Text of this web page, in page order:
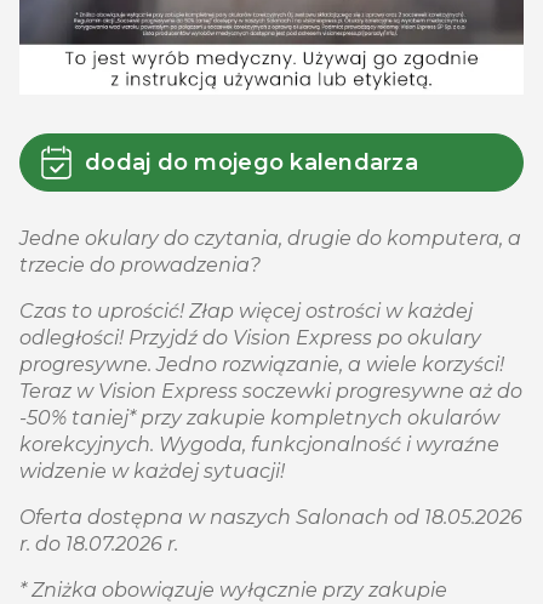
dodaj do mojego kalendarza
Jedne okulary do czytania, drugie do komputera, a
trzecie do prowadzenia?
Czas to uprościć! Złap więcej ostrości w każdej
odległości! Przyjdź do Vision Express po okulary
progresywne. Jedno rozwiązanie, a wiele korzyści!
Teraz w Vision Express soczewki progresywne aż do
-50% taniej* przy zakupie kompletnych okularów
korekcyjnych. Wygoda, funkcjonalność i wyraźne
widzenie w każdej sytuacji!
Oferta dostępna w naszych Salonach od 18.05.2026
r. do 18.07.2026 r.
* Zniżka obowiązuje wyłącznie przy zakupie